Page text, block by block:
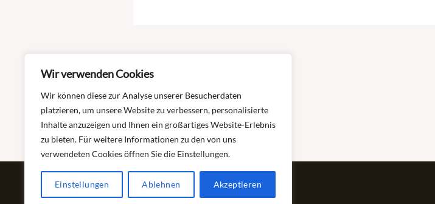
Wir verwenden Cookies
Wir können diese zur Analyse unserer Besucherdaten
platzieren, um unsere Website zu verbessern, personalisierte
Inhalte anzuzeigen und Ihnen ein großartiges Website-Erlebnis
zu bieten. Für weitere Informationen zu den von uns
verwendeten Cookies öffnen Sie die Einstellungen.
Einstellungen Ablehnen Akzeptieren
Copyright © 2026 Selbsthilfe Burnout und Depression